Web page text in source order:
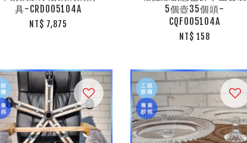
具-CRD005104A
NT$ 7,875
5個壺35個頭-
CQF005104A
NT$ 158